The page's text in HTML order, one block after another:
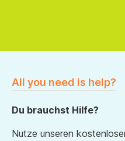
All you need is help?
Du brauchst Hilfe?
Nutze unseren